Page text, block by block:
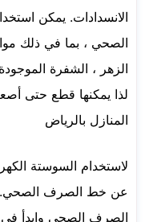
الانسدادات. يمكن
الصحي ، بما في ذلك
الزهر ، الشفرة
لذا يمكنها قطع حتى
المنازل بالرياض
لاستخدام السوستة
عن خط الصرف الصحي.
الصرف الصحي وابدأ في